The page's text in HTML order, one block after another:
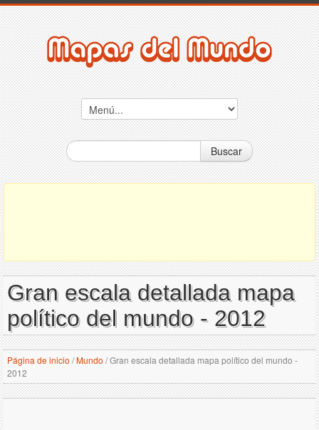
Buscar
Gran escala detallada mapa
político del mundo - 2012
Página de inicio /Mundo /Gran escala detallada mapa político del mundo -
2012